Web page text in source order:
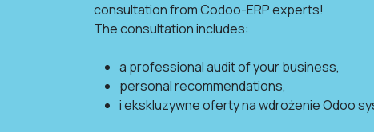
consultation from Codoo-ERP experts!
The consultation includes:
a professional audit of your business,
personal recommendations,
i ekskluzywne oferty na wdrożenie Odoo